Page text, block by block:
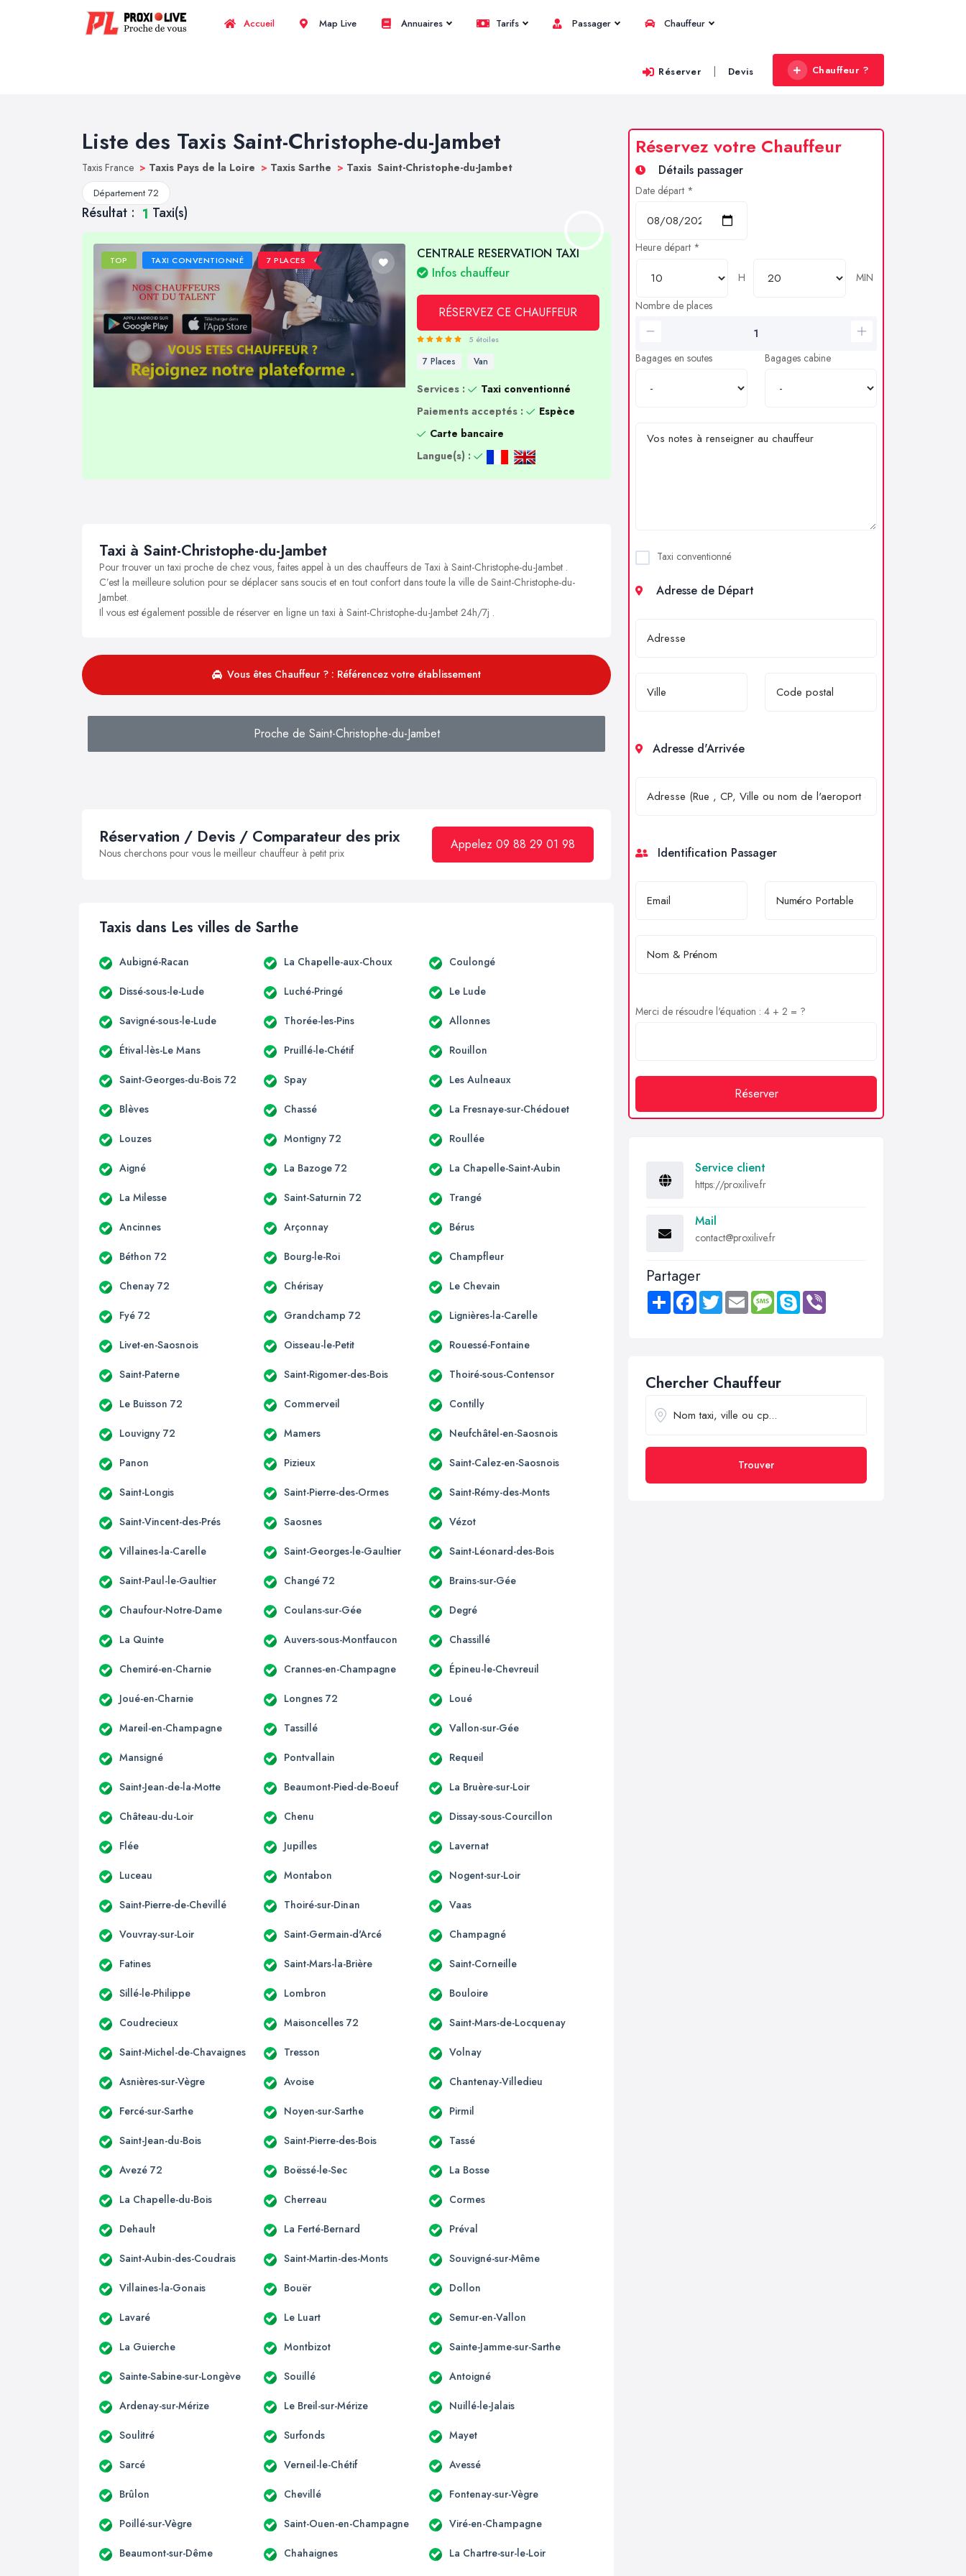
Accueil Map Live Annuaires Tarifs Passager Chauffeur
Réserver | Devis Chauffeur ?
Liste des Taxis Saint-Christophe-du-Jambet
Taxis France > Taxis Pays de la Loire > Taxis Sarthe > Taxis Saint-Christophe-du-Jambet
Département 72
Résultat : 1 Taxi(s)
TOP TAXI CONVENTIONNÉ 7 PLACES
CENTRALE RESERVATION TAXI
Infos chauffeur
RÉSERVEZ CE CHAUFFEUR
5 étoiles
7 Places Van
Services :
Taxi conventionné
Paiements acceptés :
Espèce
Carte bancaire
Langue(s) :
Taxi à Saint-Christophe-du-Jambet
Pour trouver un taxi proche de chez vous, faites appel à un des chauffeurs de Taxi à Saint-Christophe-du-Jambet .
C’est la meilleure solution pour se déplacer sans soucis et en tout confort dans toute la ville de Saint-Christophe-du-
Jambet.
Il vous est également possible de réserver en ligne un taxi à Saint-Christophe-du-Jambet 24h/7j .
Vous êtes Chauffeur ? : Référencez votre établissement
Proche de Saint-Christophe-du-Jambet
Réservation / Devis / Comparateur des prix
Nous cherchons pour vous le meilleur chauffeur à petit prix
Appelez 09 88 29 01 98
Taxis dans Les villes de Sarthe
Aubigné-Racan La Chapelle-aux-Choux Coulongé
Dissé-sous-le-Lude Luché-Pringé Le Lude
Savigné-sous-le-Lude Thorée-les-Pins Allonnes
Étival-lès-Le Mans Pruillé-le-Chétif Rouillon
Saint-Georges-du-Bois 72 Spay Les Aulneaux
Blèves Chassé La Fresnaye-sur-Chédouet
Louzes Montigny 72 Roullée
Aigné La Bazoge 72 La Chapelle-Saint-Aubin
La Milesse Saint-Saturnin 72 Trangé
Ancinnes Arçonnay Bérus
Béthon 72 Bourg-le-Roi Champfleur
Chenay 72 Chérisay Le Chevain
Fyé 72 Grandchamp 72 Lignières-la-Carelle
Livet-en-Saosnois Oisseau-le-Petit Rouessé-Fontaine
Saint-Paterne Saint-Rigomer-des-Bois Thoiré-sous-Contensor
Le Buisson 72 Commerveil Contilly
Louvigny 72 Mamers Neufchâtel-en-Saosnois
Panon Pizieux Saint-Calez-en-Saosnois
Saint-Longis Saint-Pierre-des-Ormes Saint-Rémy-des-Monts
Saint-Vincent-des-Prés Saosnes Vézot
Villaines-la-Carelle Saint-Georges-le-Gaultier Saint-Léonard-des-Bois
Saint-Paul-le-Gaultier Changé 72 Brains-sur-Gée
Chaufour-Notre-Dame Coulans-sur-Gée Degré
La Quinte Auvers-sous-Montfaucon Chassillé
Chemiré-en-Charnie Crannes-en-Champagne Épineu-le-Chevreuil
Joué-en-Charnie Longnes 72 Loué
Mareil-en-Champagne Tassillé Vallon-sur-Gée
Mansigné Pontvallain Requeil
Saint-Jean-de-la-Motte Beaumont-Pied-de-Boeuf La Bruère-sur-Loir
Château-du-Loir Chenu Dissay-sous-Courcillon
Flée Jupilles Lavernat
Luceau Montabon Nogent-sur-Loir
Saint-Pierre-de-Chevillé Thoiré-sur-Dinan Vaas
Vouvray-sur-Loir Saint-Germain-d'Arcé Champagné
Fatines Saint-Mars-la-Brière Saint-Corneille
Sillé-le-Philippe Lombron Bouloire
Coudrecieux Maisoncelles 72 Saint-Mars-de-Locquenay
Saint-Michel-de-Chavaignes Tresson Volnay
Asnières-sur-Vègre Avoise Chantenay-Villedieu
Fercé-sur-Sarthe Noyen-sur-Sarthe Pirmil
Saint-Jean-du-Bois Saint-Pierre-des-Bois Tassé
Avezé 72 Boëssé-le-Sec La Bosse
La Chapelle-du-Bois Cherreau Cormes
Dehault La Ferté-Bernard Préval
Saint-Aubin-des-Coudrais Saint-Martin-des-Monts Souvigné-sur-Même
Villaines-la-Gonais Bouër Dollon
Lavaré Le Luart Semur-en-Vallon
La Guierche Montbizot Sainte-Jamme-sur-Sarthe
Sainte-Sabine-sur-Longève Souillé Antoigné
Ardenay-sur-Mérize Le Breil-sur-Mérize Nuillé-le-Jalais
Soulitré Surfonds Mayet
Sarcé Verneil-le-Chétif Avessé
Brûlon Chevillé Fontenay-sur-Vègre
Poillé-sur-Vègre Saint-Ouen-en-Champagne Viré-en-Champagne
Beaumont-sur-Dême Chahaignes La Chartre-sur-le-Loir
Réservez votre Chauffeur
Détails passager
Date départ *
Heure départ *
H
MIN
Nombre de places
Bagages en soutes Bagages cabine
Taxi conventionné
Adresse de Départ
Adresse d'Arrivée
Identification Passager
Merci de résoudre l'équation : 4 + 2 = ?
Réserver
Service client
https://proxilive.fr
Mail
contact@proxilive.fr
Partager
Share FacebookTwitter Email MessageSkype
Chercher Chauffeur
Trouver